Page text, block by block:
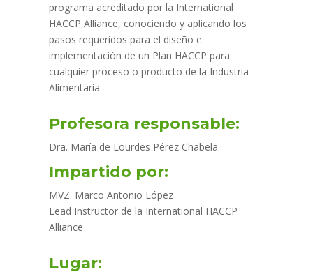
programa acreditado por la International
HACCP Alliance, conociendo y aplicando los
pasos requeridos para el diseño e
implementación de un Plan HACCP para
cualquier proceso o producto de la Industria
Alimentaria.
Profesora responsable:
Dra. María de Lourdes Pérez Chabela
Impartido por:
MVZ. Marco Antonio López
Lead Instructor de la International HACCP
Alliance
Lugar: